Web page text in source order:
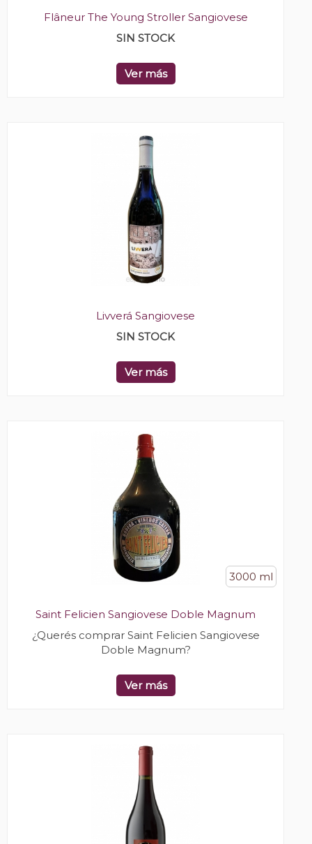
Flâneur The Young Stroller Sangiovese
SIN STOCK
Ver más
Livverá Sangiovese
SIN STOCK
Ver más
3000 ml
Saint Felicien Sangiovese Doble Magnum
¿Querés comprar Saint Felicien Sangiovese
Doble Magnum?
Ver más